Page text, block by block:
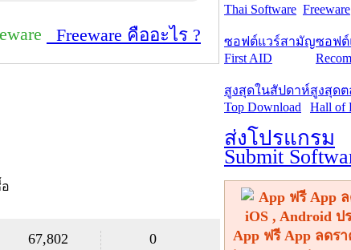
Freeware คืออะไร ?
67,802 0
Thai Software Freeware
ซอฟต์แวร์สามัญ
First AID
ซอฟต์
สูงสุดในสัปดาห์
Top Download
สูงสุด
Hall of
ส่งโปรแกรม
Submit
App ฟรี App ลดร